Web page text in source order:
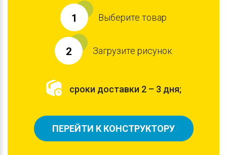
1 Выберите товар
2 Загрузите рисунок
сроки доставки 2 – 3 дня;
ПЕРЕЙТИ К КОНСТРУКТОРУ